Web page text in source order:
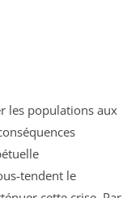
les populations aux
tendent le